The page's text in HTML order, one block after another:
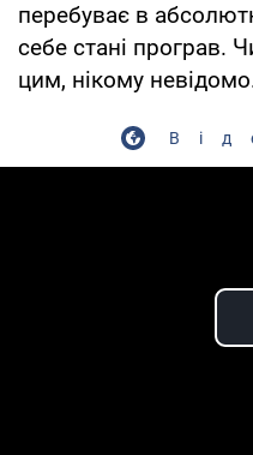
перебуває в
себе стані програв.
цим, нікому